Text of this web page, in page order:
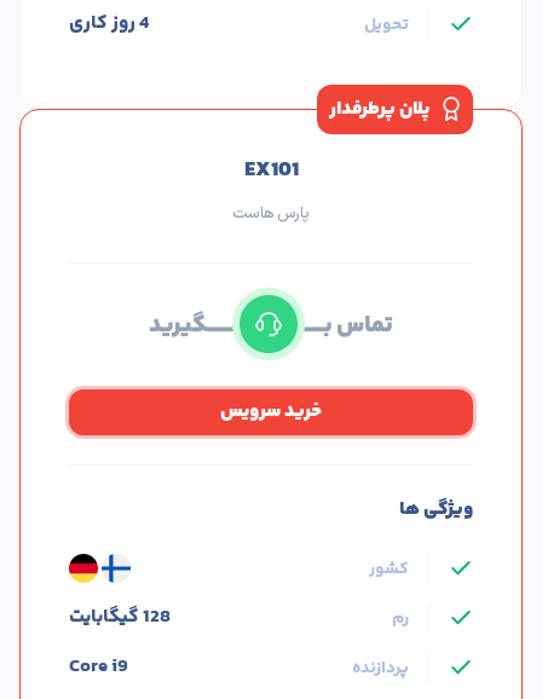
تحویل 4 روز کاری
پلان پرطرفدار
EX101
پارس هاست
تماس بــــــــــــــــــــــــــــــــگیرید
خرید سرویس
ویژگی ها
کشور
رم
128 گیگابایت
پردازنده Core i9